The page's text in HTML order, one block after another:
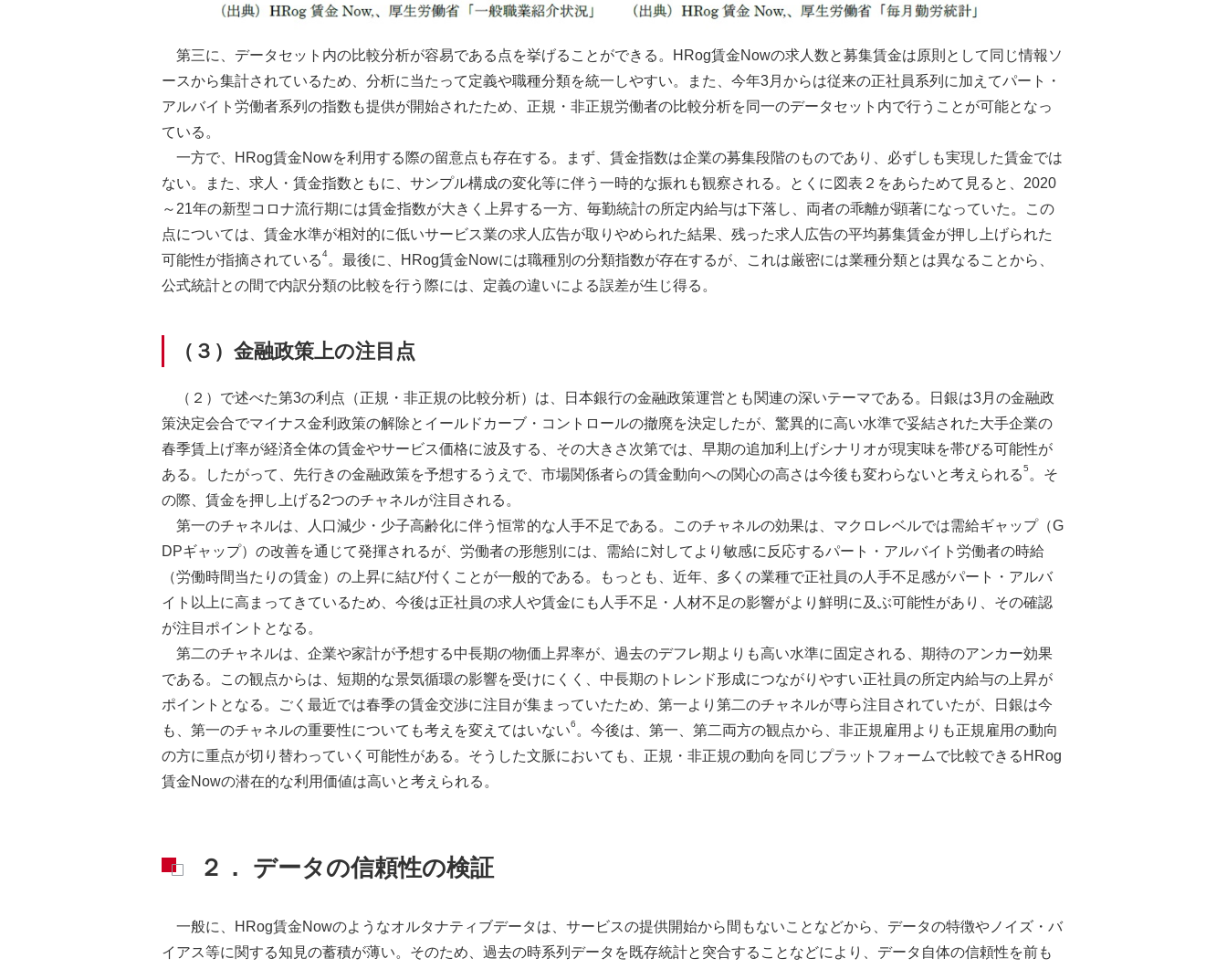
第三に、データセット内の比較分析が容易である点を挙げることができる。HRog賃金Nowの求人数と募集賃金は原則として同じ情報ソ
ースから集計されているため、分析に当たって定義や職種分類を統一しやすい。また、今年3月からは従来の正社員系列に加えてパート・
アルバイト労働者系列の指数も提供が開始されたため、正規・非正規労働者の比較分析を同一のデータセット内で行うことが可能となっ
ている。
一方で、HRog賃金Nowを利用する際の留意点も存在する。まず、賃金指数は企業の募集段階のものであり、必ずしも実現した賃金では
ない。また、求人・賃金指数ともに、サンプル構成の変化等に伴う一時的な振れも観察される。とくに図表２をあらためて見ると、2020
～21年の新型コロナ流行期には賃金指数が大きく上昇する一方、毎勤統計の所定内給与は下落し、両者の乖離が顕著になっていた。この
点については、賃金水準が相対的に低いサービス業の求人広告が取りやめられた結果、残った求人広告の平均募集賃金が押し上げられた
可能性が指摘されている4。最後に、HRog賃金Nowには職種別の分類指数が存在するが、これは厳密には業種分類とは異なることから、
公式統計との間で内訳分類の比較を行う際には、定義の違いによる誤差が生じ得る。
（３）金融政策上の注目点
（２）で述べた第3の利点（正規・非正規の比較分析）は、日本銀行の金融政策運営とも関連の深いテーマである。日銀は3月の金融政
策決定会合でマイナス金利政策の解除とイールドカーブ・コントロールの撤廃を決定したが、驚異的に高い水準で妥結された大手企業の
春季賃上げ率が経済全体の賃金やサービス価格に波及する、その大きさ次第では、早期の追加利上げシナリオが現実味を帯びる可能性が
ある。したがって、先行きの金融政策を予想するうえで、市場関係者らの賃金動向への関心の高さは今後も変わらないと考えられる5 。そ
の際、賃金を押し上げる2つのチャネルが注目される。
第一のチャネルは、人口減少・少子高齢化に伴う恒常的な人手不足である。このチャネルの効果は、マクロレベルでは需給ギャップ（G
DPギャップ）の改善を通じて発揮されるが、労働者の形態別には、需給に対してより敏感に反応するパート・アルバイト労働者の時給
（労働時間当たりの賃金）の上昇に結び付くことが一般的である。もっとも、近年、多くの業種で正社員の人手不足感がパート・アルバ
イト以上に高まってきているため、今後は正社員の求人や賃金にも人手不足・人材不足の影響がより鮮明に及ぶ可能性があり、その確認
が注目ポイントとなる。
第二のチャネルは、企業や家計が予想する中長期の物価上昇率が、過去のデフレ期よりも高い水準に固定される、期待のアンカー効果
である。この観点からは、短期的な景気循環の影響を受けにくく、中長期のトレンド形成につながりやすい正社員の所定内給与の上昇が
ポイントとなる。ごく最近では春季の賃金交渉に注目が集まっていたため、第一より第二のチャネルが専ら注目されていたが、日銀は今
も、第一のチャネルの重要性についても考えを変えてはいない6 。今後は、第一、第二両方の観点から、非正規雇用よりも正規雇用の動向
の方に重点が切り替わっていく可能性がある。そうした文脈においても、正規・非正規の動向を同じプラットフォームで比較できるHRog
賃金Nowの潜在的な利用価値は高いと考えられる。
２． データの信頼性の検証
一般に、HRog賃金Nowのようなオルタナティブデータは、サービスの提供開始から間もないことなどから、データの特徴やノイズ・バ
イアス等に関する知見の蓄積が薄い。そのため、過去の時系列データを既存統計と突合することなどにより、データ自体の信頼性を前も